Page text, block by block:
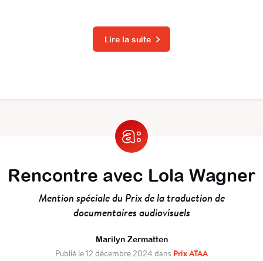
Lire la suite
Rencontre avec Lola Wagner
Mention spéciale du Prix de la traduction de
documentaires audiovisuels
Marilyn Zermatten
Publié le 12 décembre 2024 dans Prix ATAA